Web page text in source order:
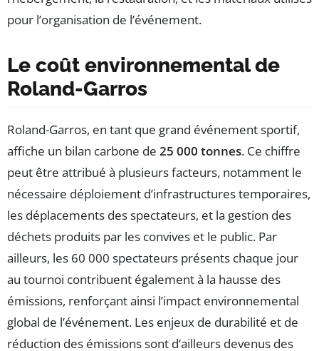
pour l’organisation de l’événement.
Le coût environnemental de
Roland-Garros
Roland-Garros, en tant que grand événement sportif,
affiche un bilan carbone de 25 000 tonnes. Ce chiffre
peut être attribué à plusieurs facteurs, notamment le
nécessaire déploiement d’infrastructures temporaires,
les déplacements des spectateurs, et la gestion des
déchets produits par les convives et le public. Par
ailleurs, les 60 000 spectateurs présents chaque jour
au tournoi contribuent également à la hausse des
émissions, renforçant ainsi l’impact environnemental
global de l’événement. Les enjeux de durabilité et de
réduction des émissions sont d’ailleurs devenus des